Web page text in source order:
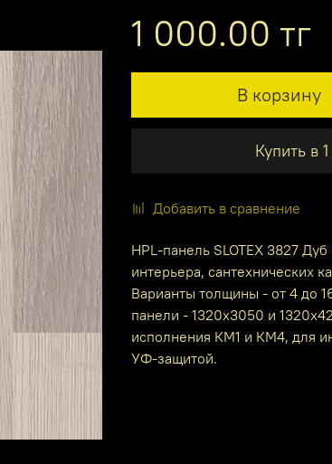
1 000.00 тг
В корзину
Купить в
Добавить в сравнение
HPL-панель SLOTEX 3827
интерьера, сантехнических
Варианты толщины - от 4 до
панели - 1320х3050 и
исполнения КМ1 и КМ4, для
УФ-защитой.